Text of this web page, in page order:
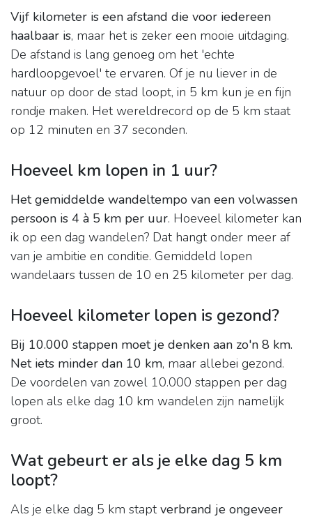
Vijf kilometer is een afstand die voor iedereen
haalbaar is, maar het is zeker een mooie uitdaging.
De afstand is lang genoeg om het 'echte
hardloopgevoel' te ervaren. Of je nu liever in de
natuur op door de stad loopt, in 5 km kun je en fijn
rondje maken. Het wereldrecord op de 5 km staat
op 12 minuten en 37 seconden.
Hoeveel km lopen in 1 uur?
Het gemiddelde wandeltempo van een volwassen
persoon is 4 à 5 km per uur. Hoeveel kilometer kan
ik op een dag wandelen? Dat hangt onder meer af
van je ambitie en conditie. Gemiddeld lopen
wandelaars tussen de 10 en 25 kilometer per dag.
Hoeveel kilometer lopen is gezond?
Bij 10.000 stappen moet je denken aan zo'n 8 km.
Net iets minder dan 10 km, maar allebei gezond.
De voordelen van zowel 10.000 stappen per dag
lopen als elke dag 10 km wandelen zijn namelijk
groot.
Wat gebeurt er als je elke dag 5 km
loopt?
Als je elke dag 5 km staptverbrand je ongeveer